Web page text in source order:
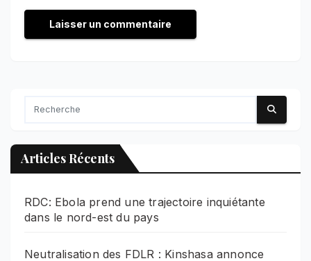
Articles Récents
RDC: Ebola prend une trajectoire inquiétante
dans le nord-est du pays
Neutralisation des FDLR : Kinshasa annonce